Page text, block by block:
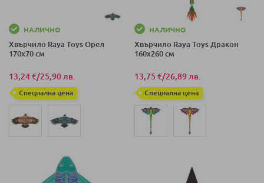
НАЛИЧНО
Хвърчило Raya Toys Орел
170х70 см
13,24 €/25,90 лв.
Специална цена
НАЛИЧНО
Хвърчило Raya Toys Дракон
160х260 см
13,75 €/26,89 лв.
Специална цена